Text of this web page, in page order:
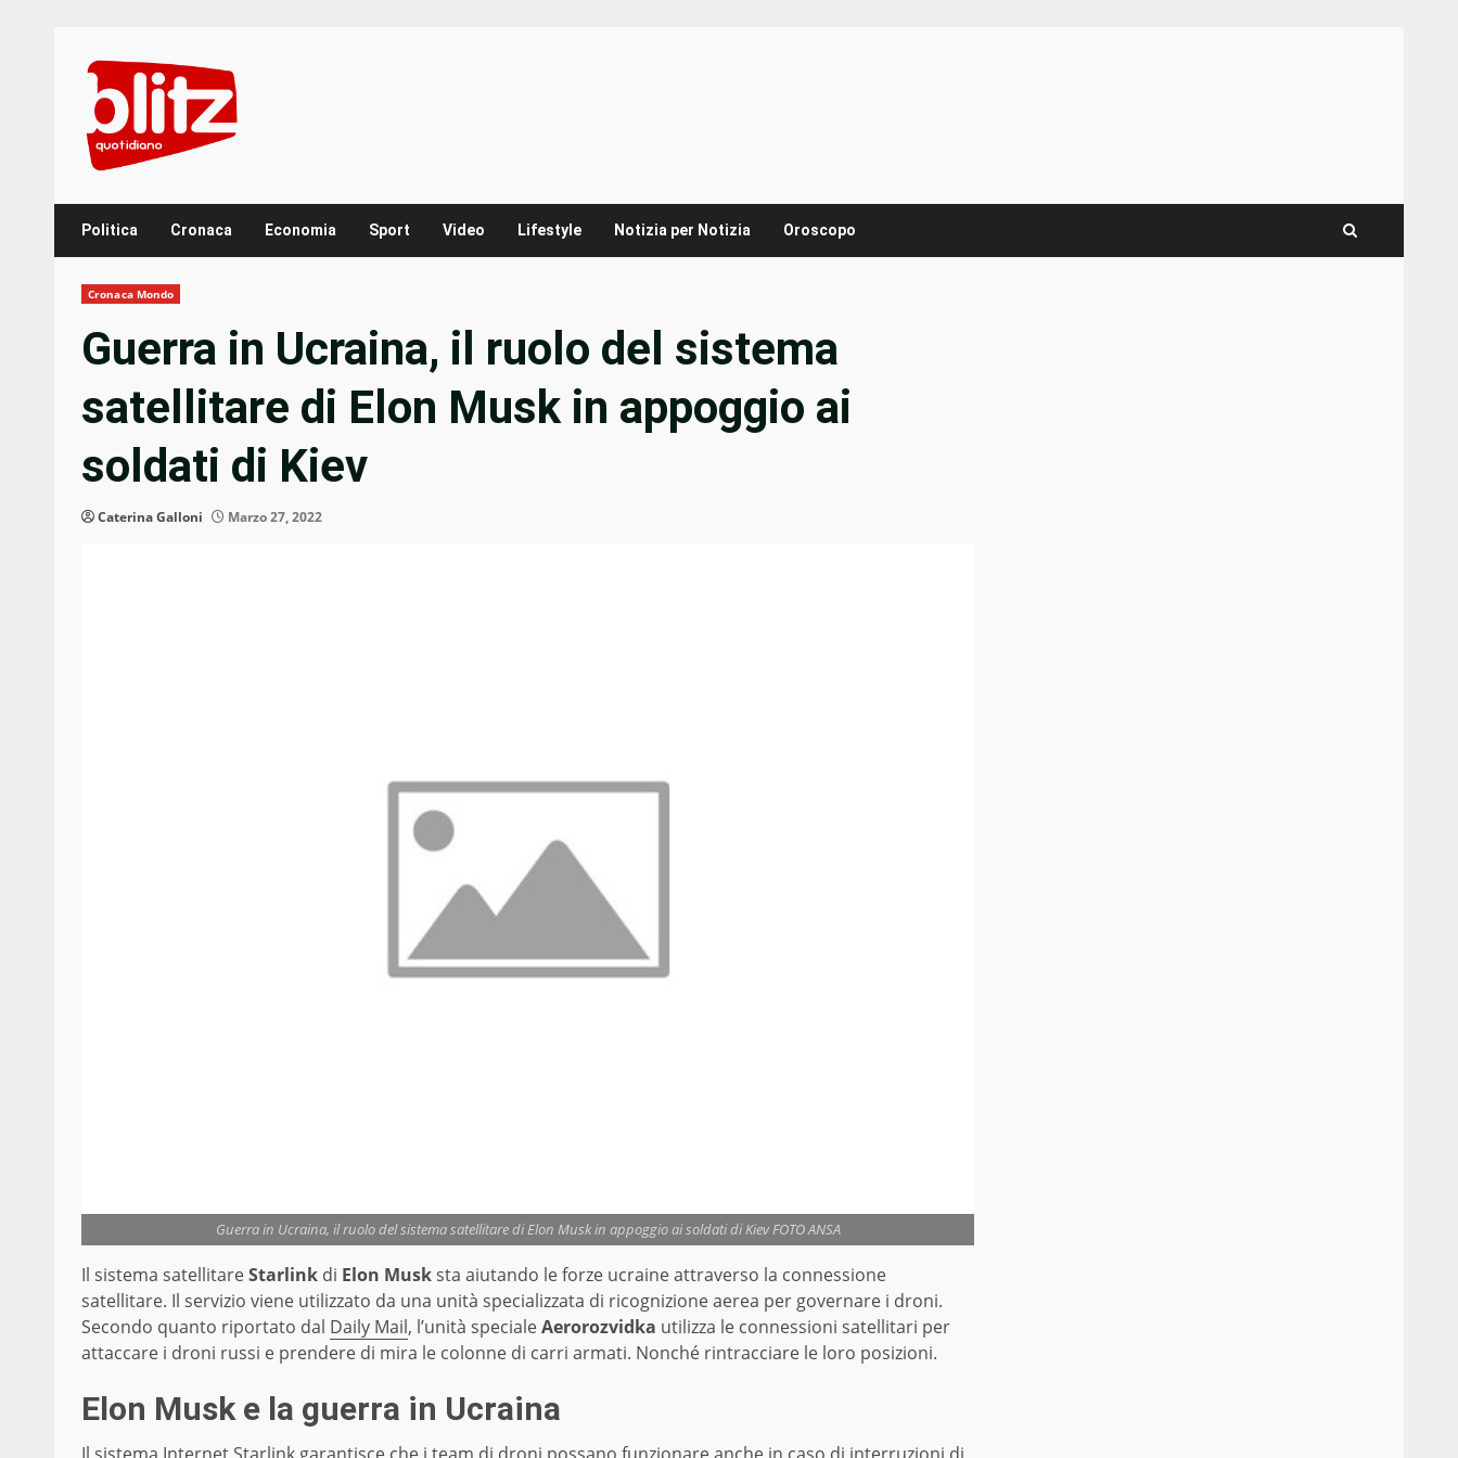
content
Politica Cronaca Economia Sport Video Lifestyle Notizia per Notizia Oroscopo
Cronaca Mondo
Guerra in Ucraina, il ruolo del sistema
satellitare di Elon Musk in appoggio ai
soldati di Kiev
Caterina Galloni Marzo 27, 2022
Guerra in Ucraina, il ruolo del sistema satellitare di Elon Musk in appoggio ai soldati di Kiev FOTO ANSA
Il sistema satellitareStarlink di Elon Musksta aiutando le forze ucraine attraverso la connessione
satellitare. Il servizio viene utilizzato da una unità specializzata di ricognizione aerea per governare i droni.
Secondo quanto riportato dal Daily Mail, l’unità specialeAerorozvidka utilizza le connessioni satellitari per
attaccare i droni russi e prendere di mira le colonne di carri armati. Nonché rintracciare le loro posizioni.
Elon Musk e la guerra in Ucraina
Il sistema Internet Starlink garantisce che i team di droni possano funzionare anche in caso di interruzioni di